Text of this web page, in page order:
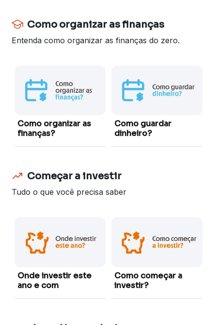
Como organizar as finanças
Entenda como organizar as finanças do zero.
Como organizar as
finanças?
Como guardar
dinheiro?
Começar a investir
Tudo o que você precisa saber
Onde investir este
ano e com
Como começar a
investir?